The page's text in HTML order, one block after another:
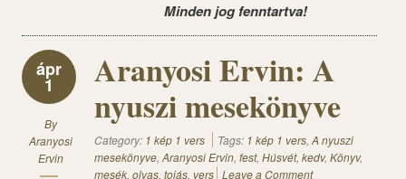
Minden jog fenntartva!
ápr
1
By
Aranyosi
Ervin
Aranyosi Ervin: A
nyuszi mesekönyve
Category: 1 kép 1 vers Tags: 1 kép 1 vers, A nyuszi
mesekönyve, Aranyosi Ervin, fest, Húsvét, kedv, Könyv,
mesék, olvas, tojás, vers Leave a Comment